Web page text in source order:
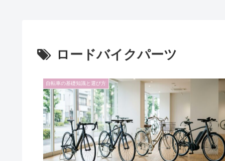
ロードバイクパーツ
自転車の基礎知識と選び方